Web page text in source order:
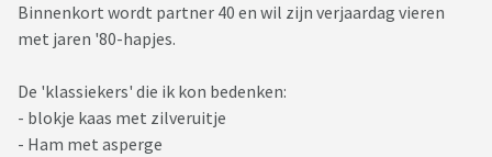
Binnenkort wordt partner 40 en wil zijn verjaardag vieren
met jaren '80-hapjes.
De 'klassiekers' die ik kon bedenken:
- blokje kaas met zilveruitje
- Ham met asperge